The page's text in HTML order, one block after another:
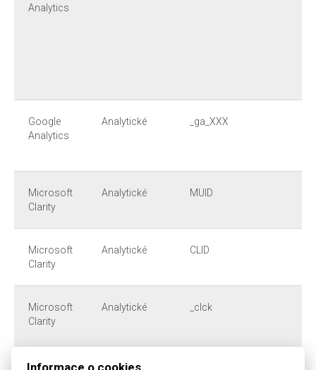
Analytics
Google
Analytics
Analytické _ga_XXX
Microsoft
Clarity
Analytické MUID
Microsoft
Clarity
Analytické CLID
Microsoft
Clarity
Analytické _clck